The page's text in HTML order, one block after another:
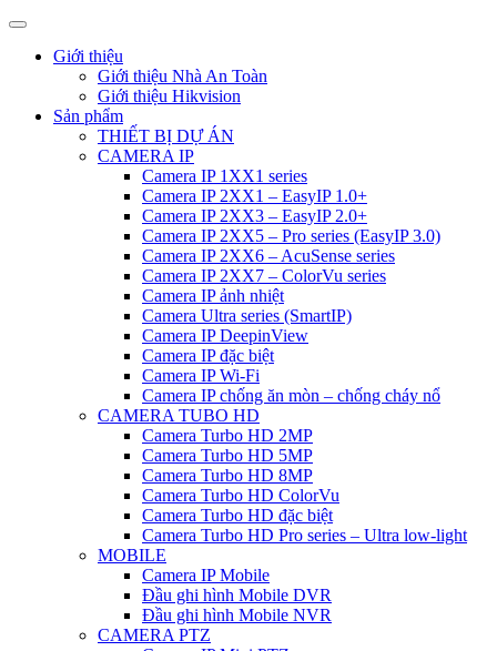
Giới thiệu
Giới thiệu Nhà An Toàn
Giới thiệu Hikvision
Sản phẩm
THIẾT BỊ DỰ ÁN
CAMERA IP
Camera IP 1XX1 series
Camera IP 2XX1 – EasyIP 1.0+
Camera IP 2XX3 – EasyIP 2.0+
Camera IP 2XX5 – Pro series (EasyIP 3.0)
Camera IP 2XX6 – AcuSense series
Camera IP 2XX7 – ColorVu series
Camera IP ảnh nhiệt
Camera Ultra series (SmartIP)
Camera IP DeepinView
Camera IP đặc biệt
Camera IP Wi-Fi
Camera IP chống ăn mòn – chống cháy nổ
CAMERA TUBO HD
Camera Turbo HD 2MP
Camera Turbo HD 5MP
Camera Turbo HD 8MP
Camera Turbo HD ColorVu
Camera Turbo HD đặc biệt
Camera Turbo HD Pro series – Ultra low-light
MOBILE
Camera IP Mobile
Đầu ghi hình Mobile DVR
Đầu ghi hình Mobile NVR
CAMERA PTZ